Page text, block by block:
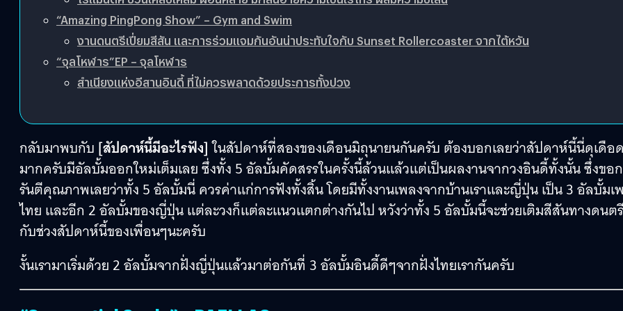
“Amazing PingPong Show” – Gym and Swim
งานดนตรีเปี่ยมสีสัน และการร่วมแจมกันอันน่าประทับใจกับ Sunset Rollercoaster จากไต้หวัน
“จุลโหฬาร”EP – จุลโหฬาร
สำเนียงแห่งอีสานอินดี้ ที่ไม่ควรพลาดด้วยประการทั้งปวง
กลับมาพบกับ [สัปดาห์นี้มีอะไรฟัง]ในสัปดาห์ที่สองของเดือนมิถุนายนกันครับ ต้องบอกเลยว่าสัปดาห์นี้นี่ดุเดือด
มากครับมีอัลบั้มออกใหม่เต็มเลย ซึ่งทั้ง 5 อัลบั้มคัดสรรในครั้งนี้ล้วนแล้วแต่เป็นผลงานจากวงอินดี้ทั้งนั้น ซึ่งขอ
รันตีคุณภาพเลยว่าทั้ง 5 อัลบั้มนี่ ควรค่าแก่การฟังทั้งสิ้น โดยมีทั้งงานเพลงจากบ้านเราและญี่ปุ่น เป็น 3 อัลบั้มเ
ไทย และอีก 2 อัลบั้มของญี่ปุ่น แต่ละวงก็แต่ละแนวแตกต่างกันไป หวังว่าทั้ง 5 อัลบั้มนี้จะช่วยเติมสีสันทางดนต
กับช่วงสัปดาห์นี้ของเพื่อนๆนะครับ
งั้นเรามาเริ่มด้วย 2 อัลบั้มจากฝั่งญี่ปุ่นแล้วมาต่อกันที่ 3 อัลบั้มอินดี้ดีๆจากฝั่งไทยเรากันครับ